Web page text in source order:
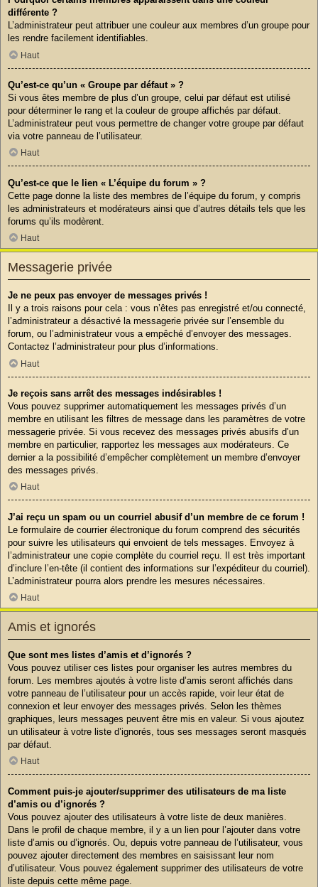
différente ?
L’administrateur peut attribuer une couleur aux membres d’un groupe pour
les rendre facilement identifiables.
Haut
Qu’est-ce qu’un « Groupe par défaut » ?
Si vous êtes membre de plus d’un groupe, celui par défaut est utilisé
pour déterminer le rang et la couleur de groupe affichés par défaut.
L’administrateur peut vous permettre de changer votre groupe par défaut
via votre panneau de l’utilisateur.
Haut
Qu’est-ce que le lien « L’équipe du forum » ?
Cette page donne la liste des membres de l’équipe du forum, y compris
les administrateurs et modérateurs ainsi que d’autres détails tels que les
forums qu’ils modèrent.
Haut
Messagerie privée
Je ne peux pas envoyer de messages privés !
Il y a trois raisons pour cela : vous n’êtes pas enregistré et/ou connecté,
l’administrateur a désactivé la messagerie privée sur l’ensemble du
forum, ou l’administrateur vous a empêché d’envoyer des messages.
Contactez l’administrateur pour plus d’informations.
Haut
Je reçois sans arrêt des messages indésirables !
Vous pouvez supprimer automatiquement les messages privés d’un
membre en utilisant les filtres de message dans les paramètres de votre
messagerie privée. Si vous recevez des messages privés abusifs d’un
membre en particulier, rapportez les messages aux modérateurs. Ce
dernier a la possibilité d’empêcher complètement un membre d’envoyer
des messages privés.
Haut
J’ai reçu un spam ou un courriel abusif d’un membre de ce forum !
Le formulaire de courrier électronique du forum comprend des sécurités
pour suivre les utilisateurs qui envoient de tels messages. Envoyez à
l’administrateur une copie complète du courriel reçu. Il est très important
d’inclure l’en-tête (il contient des informations sur l’expéditeur du courriel).
L’administrateur pourra alors prendre les mesures nécessaires.
Haut
Amis et ignorés
Que sont mes listes d’amis et d’ignorés ?
Vous pouvez utiliser ces listes pour organiser les autres membres du
forum. Les membres ajoutés à votre liste d’amis seront affichés dans
votre panneau de l’utilisateur pour un accès rapide, voir leur état de
connexion et leur envoyer des messages privés. Selon les thèmes
graphiques, leurs messages peuvent être mis en valeur. Si vous ajoutez
un utilisateur à votre liste d’ignorés, tous ses messages seront masqués
par défaut.
Haut
Comment puis-je ajouter/supprimer des utilisateurs de ma liste
d’amis ou d’ignorés ?
Vous pouvez ajouter des utilisateurs à votre liste de deux manières.
Dans le profil de chaque membre, il y a un lien pour l’ajouter dans votre
liste d’amis ou d’ignorés. Ou, depuis votre panneau de l’utilisateur, vous
pouvez ajouter directement des membres en saisissant leur nom
d’utilisateur. Vous pouvez également supprimer des utilisateurs de votre
liste depuis cette même page.